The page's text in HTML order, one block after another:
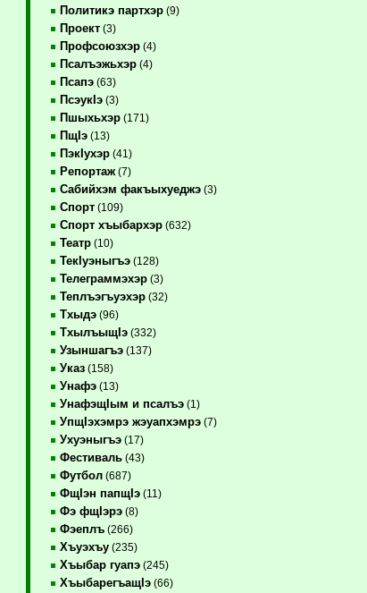
Политикэ партхэр(9)
Проект(3)
Профсоюзхэр(4)
Псалъэжьхэр(4)
Псапэ(63)
ПсэукIэ(3)
Пшыхьхэр(171)
ПщIэ(13)
ПэкIухэр(41)
Репортаж(7)
Сабийхэм факъыхуеджэ(3)
Спорт(109)
Спорт хъыбархэр(632)
Театр(10)
ТекIуэныгъэ(128)
Телеграммэхэр(3)
Теплъэгъуэхэр(32)
Тхыдэ(96)
ТхылъыщIэ(332)
Узыншагъэ(137)
Указ(158)
Унафэ(13)
УнафэщIым и псалъэ(1)
УпщIэхэмрэ жэуапхэмрэ(7)
Ухуэныгъэ(17)
Фестиваль(43)
Футбол(687)
ФщIэн папщIэ(11)
Фэ фщIэрэ(8)
Фэеплъ(266)
Хъуэхъу(235)
Хъыбар гуапэ(245)
ХъыбарегъащIэ(66)